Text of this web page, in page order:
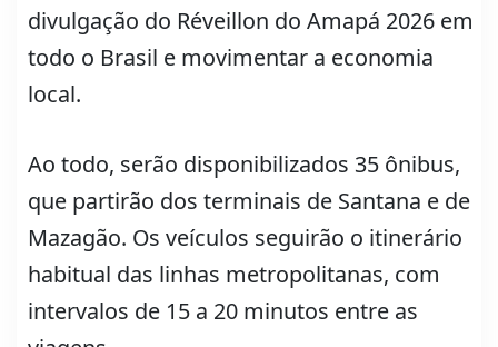
divulgação do Réveillon do Amapá 2026 em
todo o Brasil e movimentar a economia
local.
Ao todo, serão disponibilizados 35 ônibus,
que partirão dos terminais de Santana e de
Mazagão. Os veículos seguirão o itinerário
habitual das linhas metropolitanas, com
intervalos de 15 a 20 minutos entre as